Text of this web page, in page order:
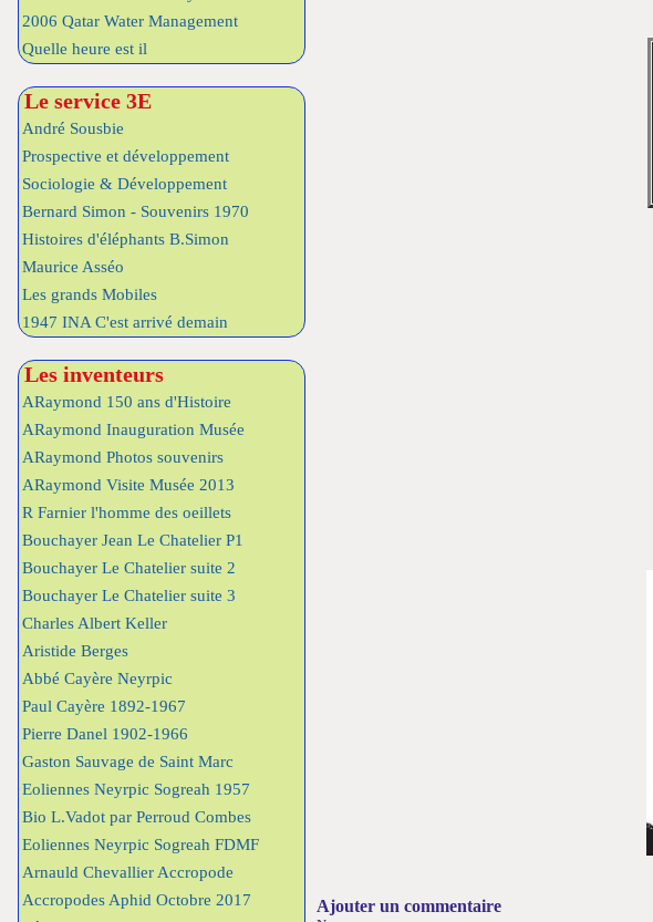
2006 Qatar Water Management
Quelle heure est il
Le service 3E
André Sousbie
Prospective et développement
Sociologie & Développement
Bernard Simon - Souvenirs 1970
Histoires d'éléphants B.Simon
Maurice Asséo
Les grands Mobiles
1947 INA C'est arrivé demain
Les inventeurs
ARaymond 150 ans d'Histoire
ARaymond Inauguration Musée
ARaymond Photos souvenirs
ARaymond Visite Musée 2013
R Farnier l'homme des oeillets
Bouchayer Jean Le Chatelier P1
Bouchayer Le Chatelier suite 2
Bouchayer Le Chatelier suite 3
Charles Albert Keller
Aristide Berges
Abbé Cayère Neyrpic
Paul Cayère 1892-1967
Pierre Danel 1902-1966
Gaston Sauvage de Saint Marc
Eoliennes Neyrpic Sogreah 1957
Bio L.Vadot par Perroud Combes
Eoliennes Neyrpic Sogreah FDMF
Arnauld Chevallier Accropode
Accropodes Aphid Octobre 2017
Ajouter un commentaire